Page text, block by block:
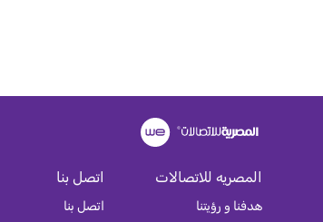
المصريه للاتصالات
هدفنا و رؤيتنا
اتصل بنا
اتصل بنا